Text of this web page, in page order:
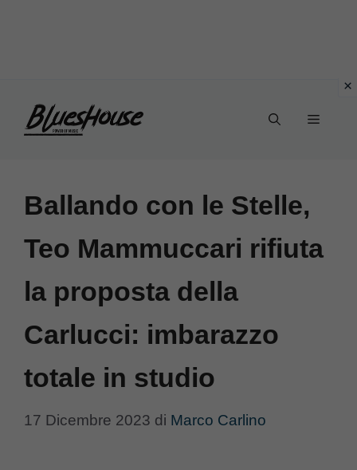
Menu
Ballando con le Stelle,
Teo Mammuccari rifiuta
la proposta della
Carlucci: imbarazzo
totale in studio
17 Dicembre 2023 di Marco Carlino